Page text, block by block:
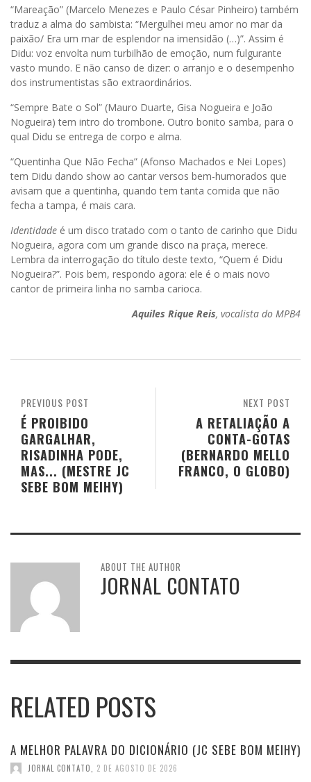
“Mareação” (Marcelo Menezes e Paulo César Pinheiro) também
traduz a alma do sambista: “Mergulhei meu amor no mar da
paixão/ Era um mar de esplendor na imensidão (…)”. Assim é
Didu: voz envolta num turbilhão de emoção, num fulgurante
vasto mundo. E não canso de dizer: o arranjo e o desempenho
dos instrumentistas são extraordinários.
“Sempre Bate o Sol” (Mauro Duarte, Gisa Nogueira e João
Nogueira) tem intro do trombone. Outro bonito samba, para o
qual Didu se entrega de corpo e alma.
“Quentinha Que Não Fecha” (Afonso Machados e Nei Lopes)
tem Didu dando show ao cantar versos bem-humorados que
avisam que a quentinha, quando tem tanta comida que não
fecha a tampa, é mais cara.
Identidade é um disco tratado com o tanto de carinho que Didu
Nogueira, agora com um grande disco na praça, merece.
Lembra da interrogação do título deste texto, “Quem é Didu
Nogueira?”. Pois bem, respondo agora: ele é o mais novo
cantor de primeira linha no samba carioca.
Aquiles Rique Reis, vocalista do MPB4
NEXT POST
A RETALIAÇÃO A
CONTA-GOTAS
(BERNARDO MELLO
FRANCO, O GLOBO)
PREVIOUS POST
É PROIBIDO
GARGALHAR,
RISADINHA PODE,
MAS... (MESTRE JC
SEBE BOM MEIHY)
ABOUT THE AUTHOR
JORNAL CONTATO
RELATED POSTS
A MELHOR PALAVRA DO DICIONÁRIO (JC SEBE BOM MEIHY)
JORNAL CONTATO 2 DE AGOSTO DE 2026